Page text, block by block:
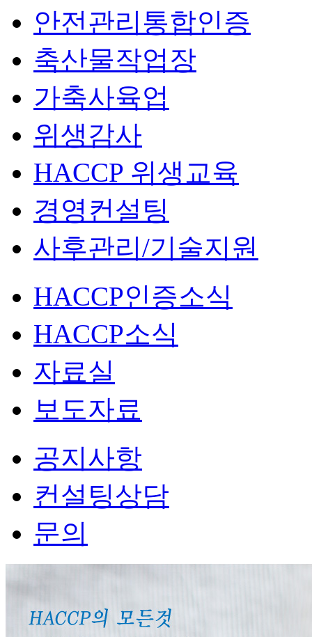
안전관리통합인증
축산물작업장
가축사육업
위생감사
HACCP 위생교육
경영컨설팅
사후관리/기술지원
HACCP인증소식
HACCP소식
자료실
보도자료
공지사항
컨설팅상담
문의